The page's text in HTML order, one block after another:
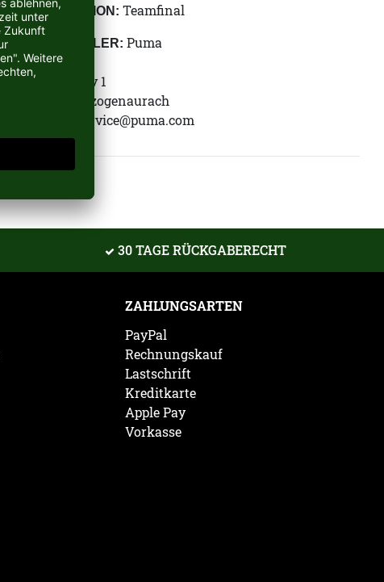
KOLLEKTION: Teamfinal
HERSTELLER: Puma
Puma SE
Puma Way 1
91074 Herzogenaurach
service@puma.com
30 TAGE RÜCKGABERECHT
ZAHLUNGSARTEN
PayPal
Rechnungskauf
Lastschrift
Kreditkarte
Apple Pay
Vorkasse